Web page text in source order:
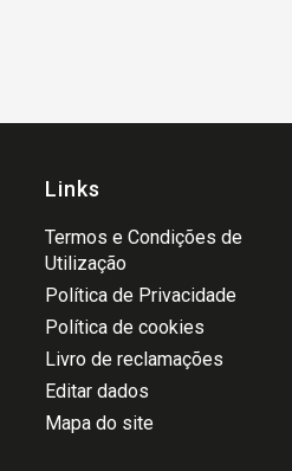
Links
Termos e Condições de
Utilização
Política de Privacidade
Política de cookies
Livro de reclamações
Editar dados
Mapa do site